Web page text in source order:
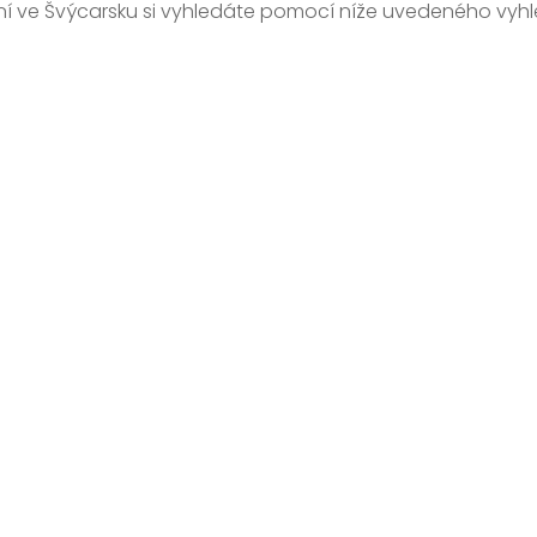
ve Švýcarsku si vyhledáte pomocí níže uvedeného